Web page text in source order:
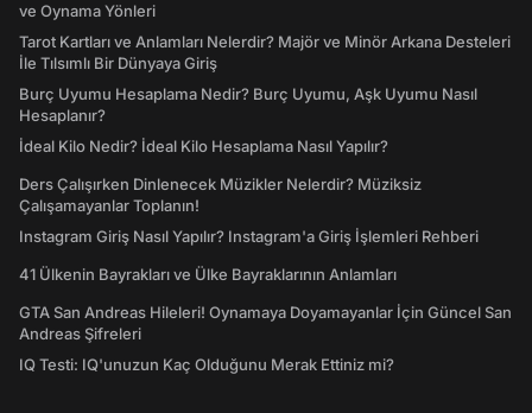
ve Oynama Yönleri
Tarot Kartları ve Anlamları Nelerdir? Majör ve Minör Arkana Desteleri
İle Tılsımlı Bir Dünyaya Giriş
Burç Uyumu Hesaplama Nedir? Burç Uyumu, Aşk Uyumu Nasıl
Hesaplanır?
İdeal Kilo Nedir? İdeal Kilo Hesaplama Nasıl Yapılır?
Ders Çalışırken Dinlenecek Müzikler Nelerdir? Müziksiz
Çalışamayanlar Toplanın!
Instagram Giriş Nasıl Yapılır? Instagram'a Giriş İşlemleri Rehberi
41 Ülkenin Bayrakları ve Ülke Bayraklarının Anlamları
GTA San Andreas Hileleri! Oynamaya Doyamayanlar İçin Güncel San
Andreas Şifreleri
IQ Testi: IQ'unuzun Kaç Olduğunu Merak Ettiniz mi?